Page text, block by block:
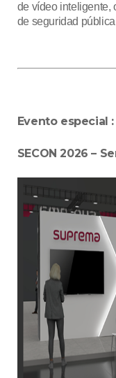
de vídeo inteligente,
de seguridad
Evento especial
SECON 2026 –